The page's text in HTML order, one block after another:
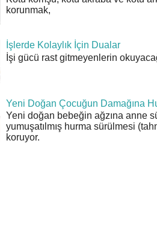
korunmak,
İşlerde Kolaylık İçin Dualar
İşi gücü rast gitmeyenlerin
Yeni Doğan Çocuğun Damağına
Yeni doğan bebeğin ağzına anne
yumuşatılmış hurma sürülmesi
koruyor.